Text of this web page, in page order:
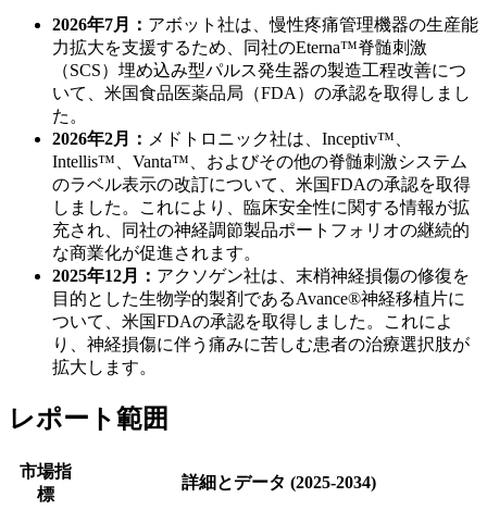
2026年7月： アボット社は、慢性疼痛管理機器の生産能
力拡大を支援するため、同社のEterna™脊髄刺激
（SCS）埋め込み型パルス発生器の製造工程改善につ
いて、米国食品医薬品局（FDA）の承認を取得しまし
た。
2026年2月： メドトロニック社は、Inceptiv™、
Intellis™、Vanta™、およびその他の脊髄刺激システム
のラベル表示の改訂について、米国FDAの承認を取得
しました。これにより、臨床安全性に関する情報が拡
充され、同社の神経調節製品ポートフォリオの継続的
な商業化が促進されます。
2025年12月： アクソゲン社は、末梢神経損傷の修復を
目的とした生物学的製剤であるAvance®神経移植片に
ついて、米国FDAの承認を取得しました。これによ
り、神経損傷に伴う痛みに苦しむ患者の治療選択肢が
拡大します。
レポート範囲
市場指
標
詳細とデータ (2025-2034)